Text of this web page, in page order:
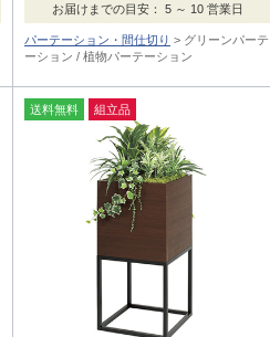
お届けまでの目安： 5 ～ 10 営業日
パーテーション・間仕切り
グリーンパーテ
ーション / 植物パーテーション
送料無料 組立品